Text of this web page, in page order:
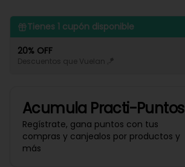
Tienes 1 cupón disponible
20% OFF
Descuentos que Vuelan 🪁
Acumula Practi-Puntos
Regístrate, gana puntos con tus
compras y canjealos por productos y
más